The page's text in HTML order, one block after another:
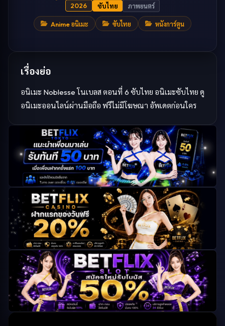
2026 ซับไทย ภาพยนตร์
Anime อนิเมะ ซับไทย หนังการ์ตูน
เรื่องย่อ
อนิเมะ Noblesse โนเบลส ตอนที่ 6 ซับไทย อนิเมะซับไทย ดู
อนิเมะออนไลน์ผ่านมือถือ ฟรีไม่มีโฆษณา อัพเดตก่อนใคร